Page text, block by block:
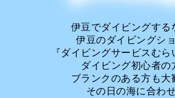
伊豆でダイビングする
伊豆のダイビングシ
『ダイビングサービスむら
ダイビング初心者の
ブランクのある方も大
その日の海に合わ